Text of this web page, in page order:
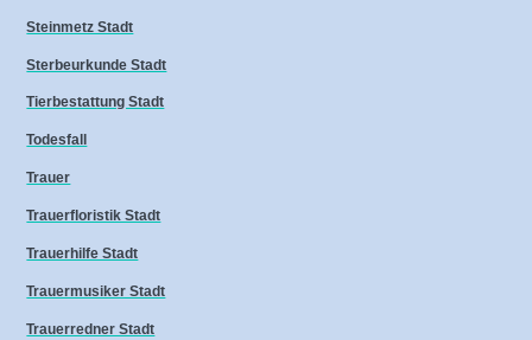
Steinmetz Stadt
Sterbeurkunde Stadt
Tierbestattung Stadt
Todesfall
Trauer
Trauerfloristik Stadt
Trauerhilfe Stadt
Trauermusiker Stadt
Trauerredner Stadt